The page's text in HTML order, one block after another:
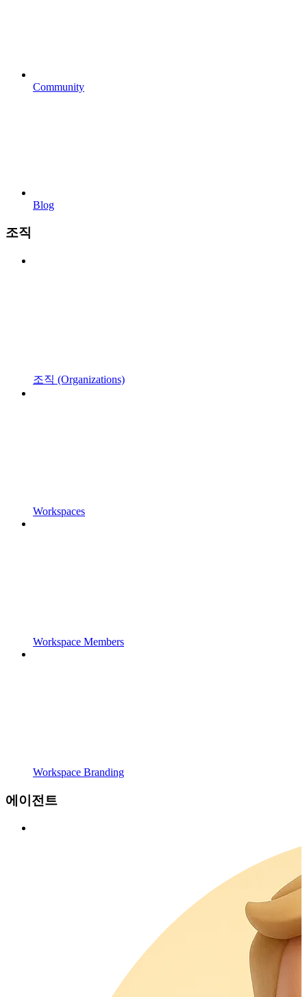
Community
Blog
조직
조직 (Organizations)
Workspaces
Workspace Members
Workspace Branding
에이전트